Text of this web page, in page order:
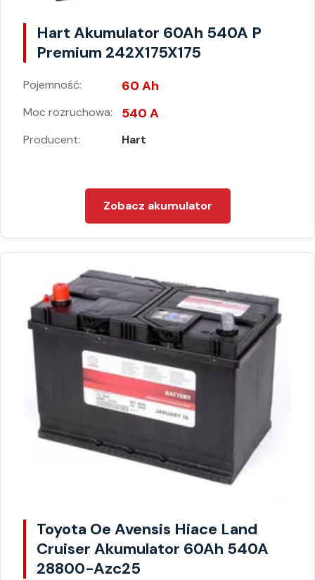
Hart Akumulator 60Ah 540A P
Premium 242X175X175
Pojemność: 60 Ah
Moc rozruchowa: 540 A
Producent: Hart
Zobacz akumulator
Toyota Oe Avensis Hiace Land
Cruiser Akumulator 60Ah 540A
28800-Azc25